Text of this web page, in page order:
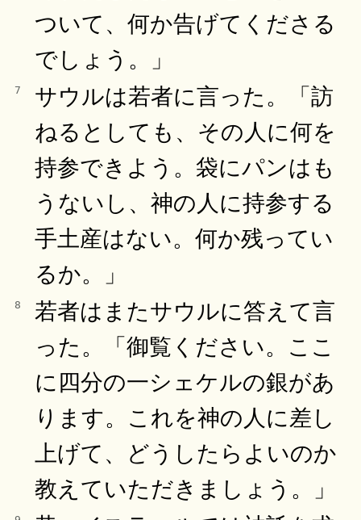
ついて、何か告げてくださる
でしょう。」
7
サウルは若者に言った。「訪
ねるとしても、その人に何を
持参できよう。袋にパンはも
うないし、神の人に持参する
手土産はない。何か残ってい
るか。」
8
若者はまたサウルに答えて言
った。「御覧ください。ここ
に四分の一シェケルの銀があ
ります。これを神の人に差し
上げて、どうしたらよいのか
教えていただきましょう。」